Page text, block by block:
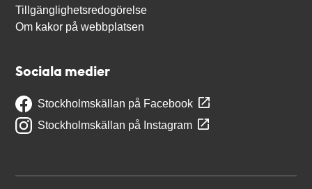
Tillgänglighetsredogörelse
Om kakor på webbplatsen
Sociala medier
Stockholmskällan på Facebook
Stockholmskällan på Instagram